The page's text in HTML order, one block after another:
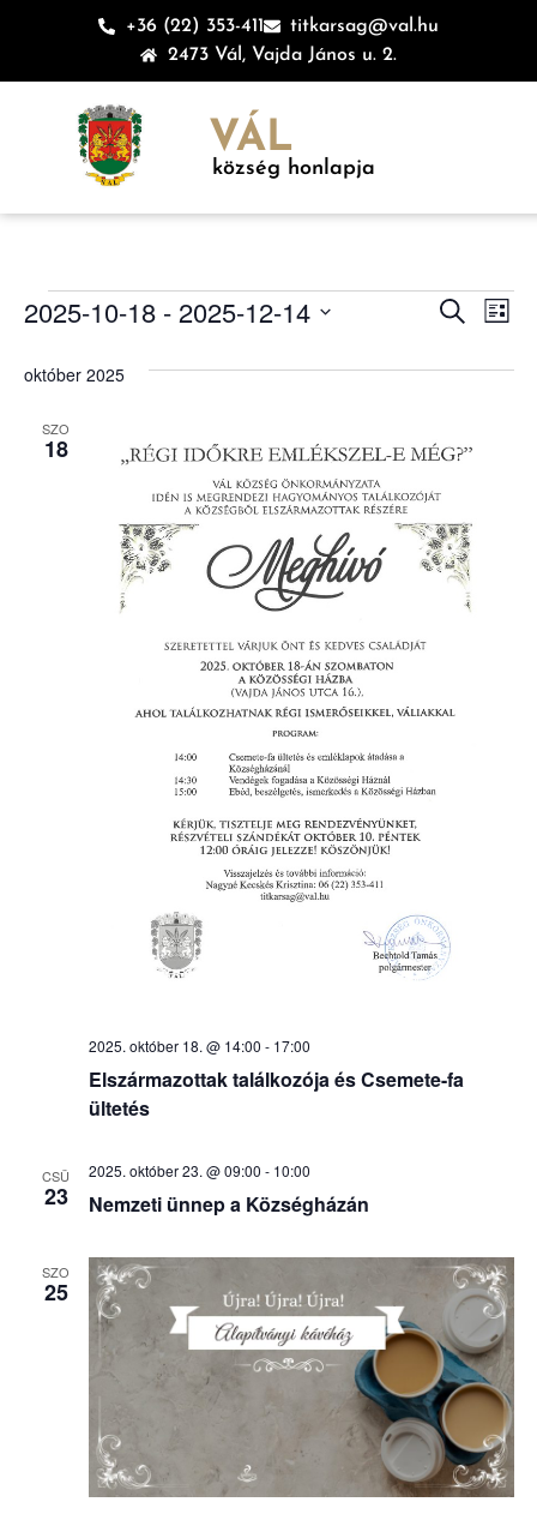
+36 (22) 353-411
titkarsag@val.hu
2473 Vál, Vajda János u. 2.
VÁL
község honlapja
nézet
Keresett
Lista
2025-10-18 - 2025-12-14
október 2025
SZO
18
Elszármazottak találkozója és Csemete-fa
ültetés
2025. október 18. @ 14:00 - 17:00
CSÜ
23 Nemzeti ünnep a Községházán
2025. október 23. @ 09:00 - 10:00
SZO
25